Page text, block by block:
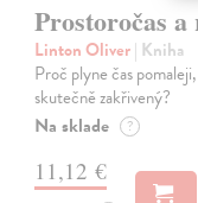
Prostoročas
Linton Oliver| Kniha
Proč plyne čas
skutečně zakřivený?
Na sklade ?
11,12 €